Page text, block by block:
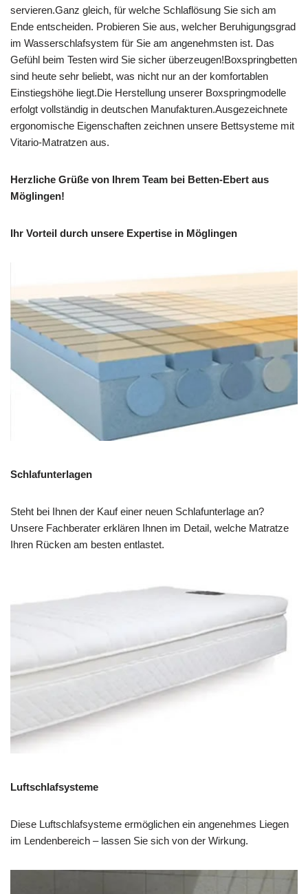
servieren.Ganz gleich, für welche Schlaflösung Sie sich am
Ende entscheiden. Probieren Sie aus, welcher Beruhigungsgrad
im Wasserschlafsystem für Sie am angenehmsten ist. Das
Gefühl beim Testen wird Sie sicher überzeugen!Boxspringbetten
sind heute sehr beliebt, was nicht nur an der komfortablen
Einstiegshöhe liegt.Die Herstellung unserer Boxspringmodelle
erfolgt vollständig in deutschen Manufakturen.Ausgezeichnete
ergonomische Eigenschaften zeichnen unsere Bettsysteme mit
Vitario-Matratzen aus.
Herzliche Grüße von Ihrem Team bei Betten-Ebert aus
Möglingen!
Ihr Vorteil durch unsere Expertise in Möglingen
Schlafunterlagen
Steht bei Ihnen der Kauf einer neuen Schlafunterlage an?
Unsere Fachberater erklären Ihnen im Detail, welche Matratze
Ihren Rücken am besten entlastet.
Luftschlafsysteme
Diese Luftschlafsysteme ermöglichen ein angenehmes Liegen
im Lendenbereich – lassen Sie sich von der Wirkung.